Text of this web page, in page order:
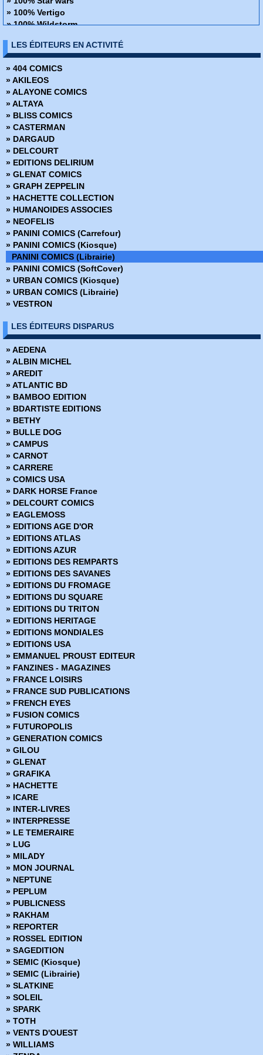
» 100% Vertigo
» 100% Wildstorm
» ABC Deluxe
» Alien
» Amazing Fantasy
» Avengers - La collection anniversaire
» AWA Studios
» Best Comics
» Best of Marvel
» Best Sellers
» Black, White & Blood
» Boom Studios
» Buffy contre les vampires
» Buffy contre les vampires Saison 8
» Coffret Panini Comics
» Collection inconnue
» Conan (2009)
» Conan Colossal
» Conan le barbare (2019)
» Conan le barbare (2024)
» Dark Horse
» Dark Side
» DC Absolute
DC Anthologie
» DC Archives
» DC Cult
» DC Deluxe
» DC Heroes
» DC Icons
» DC Omnibus
» Deadpool Versus
» Dynamite
» Edition limitée
» Edition Prestige
» Encyclopédies Marvel
» Ere de Conan
» Fringe
» Green Hornet
» Hors Collections
» Iron-man - Les Aventures
» La planéte des singes
» Le printemps des Comics
» Les chroniques de Conan
» Marvel - Les grandes sagas
» Marvel - Les incontournables
» Marvel - Les origines
» Marvel Absolute
» Marvel Anthologie
» Marvel Aventures
» Marvel Cinematic
» Marvel Classic - Les Intégrales
» Marvel Dark
» Marvel Decades
» Marvel Deluxe
» Marvel Epic Collection
» Marvel Events
» Marvel Gold
» Marvel Graphic Novels
» Marvel Icons
» Marvel Illustration Book
» Marvel Kids
» Marvel Legacy
» Marvel Max
» Marvel Mini Monster
» Marvel Monster Edition
» Marvel Multiverse
» Marvel Next Gen
» Marvel Now
» Marvel Omnibus
» Marvel Poche
» Marvel Premium
» Marvel Prestige
» Marvel Select
» Marvel Super Héroines
» Marvel Transatlantique
» Marvel Verse
» Marvel Vintage
» Marvel Visionnaries
» Millarworld
» Miracleman
» Must Have
» Nomen Omen
» Panini Comics France fête ses 20 ans
» Powers
» Prix Découverte
» Project Superpowers
» Red Sonja
LES ÉDITEURS EN ACTIVITÉ
» 404 COMICS
» AKILEOS
» ALAYONE COMICS
» ALTAYA
» BLISS COMICS
» CASTERMAN
» DARGAUD
» DELCOURT
» EDITIONS DELIRIUM
» GLENAT COMICS
» GRAPH ZEPPELIN
» HACHETTE COLLECTION
» HUMANOIDES ASSOCIES
» NEOFELIS
» PANINI COMICS (Carrefour)
» PANINI COMICS (Kiosque)
PANINI COMICS (Librairie)
» PANINI COMICS (SoftCover)
» URBAN COMICS (Kiosque)
» URBAN COMICS (Librairie)
» VESTRON
LES ÉDITEURS DISPARUS
» AEDENA
» ALBIN MICHEL
» AREDIT
» ATLANTIC BD
» BAMBOO EDITION
» BDARTISTE EDITIONS
» BETHY
» BULLE DOG
» CAMPUS
» CARNOT
» CARRERE
» COMICS USA
» DARK HORSE France
» DELCOURT COMICS
» EAGLEMOSS
» EDITIONS AGE D'OR
» EDITIONS ATLAS
» EDITIONS AZUR
» EDITIONS DES REMPARTS
» EDITIONS DES SAVANES
» EDITIONS DU FROMAGE
» EDITIONS DU SQUARE
» EDITIONS DU TRITON
» EDITIONS HERITAGE
» EDITIONS MONDIALES
» EDITIONS USA
» EMMANUEL PROUST EDITEUR
» FANZINES - MAGAZINES
» FRANCE LOISIRS
» FRANCE SUD PUBLICATIONS
» FRENCH EYES
» FUSION COMICS
» FUTUROPOLIS
» GENERATION COMICS
» GILOU
» GLENAT
» GRAFIKA
» HACHETTE
» ICARE
» INTER-LIVRES
» INTERPRESSE
» LE TEMERAIRE
» LUG
» MILADY
» MON JOURNAL
» NEPTUNE
» PEPLUM
» PUBLICNESS
» RAKHAM
» REPORTER
» ROSSEL EDITION
» SAGEDITION
» SEMIC (Kiosque)
» SEMIC (Librairie)
» SLATKINE
» SOLEIL
» SPARK
» TOTH
» VENTS D'OUEST
» WILLIAMS